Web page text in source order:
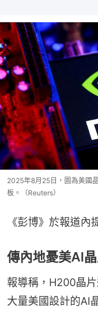
2025年8月25日，圖為美國
板。（Reuters）
《彭博》於報道內
傳內地憂美AI
報導稱，H200晶
大量美國設計的AI